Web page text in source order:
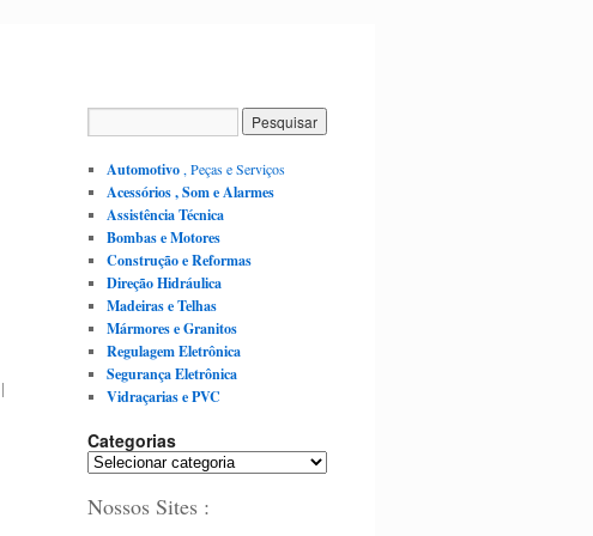
|
Automotivo, Peças e Serviços
Acessórios , Som e Alarmes
Assistência Técnica
Bombas e Motores
Construção e Reformas
Direção Hidráulica
Madeiras e Telhas
Mármores e Granitos
Regulagem Eletrônica
Segurança Eletrônica
Vidraçarias e PVC
Categorias
C
tNossos Sites :